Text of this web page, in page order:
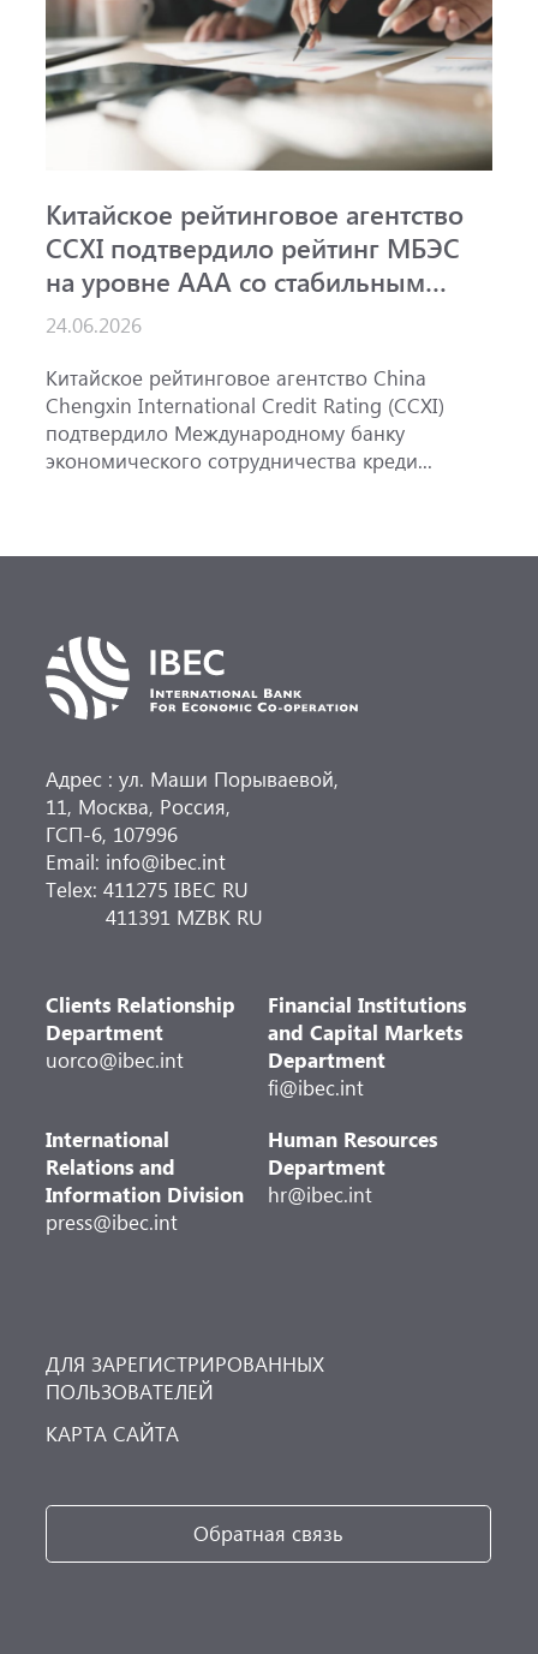
Китайское рейтинговое агентство
CCXI подтвердило рейтинг МБЭС
на уровне AAA со стабильным
прогнозом
24.06.2026
Китайское рейтинговое агентство China
Chengxin International Credit Rating (CCXI)
подтвердило Международному банку
экономического сотрудничества креди...
Адрес : ул. Маши Порываевой,
11, Москва, Россия,
ГСП-6, 107996
Email: info@ibec.int
Telex: 411275 IBEC RU
411391 MZBK RU
Clients Relationship
Department
uorco@ibec.int
Financial Institutions
and Capital Markets
Department
fi@ibec.int
International
Relations and
Information Division
press@ibec.int
Human Resources
Department
hr@ibec.int
ДЛЯ ЗАРЕГИСТРИРОВАННЫХ
ПОЛЬЗОВАТЕЛЕЙ
КАРТА САЙТА
Обратная связь